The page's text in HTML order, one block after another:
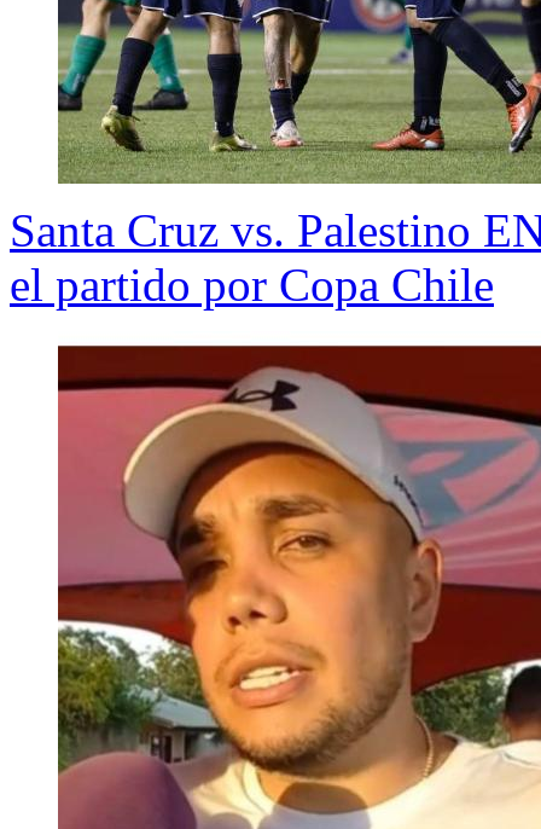
Santa Cruz vs. Palestino
el partido por Copa Chile